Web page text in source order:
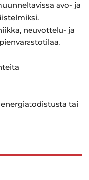
avo- ja
neuvottelu- ja
tai